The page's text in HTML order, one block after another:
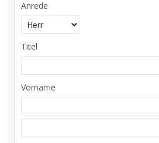
Anrede
Titel
Vorname